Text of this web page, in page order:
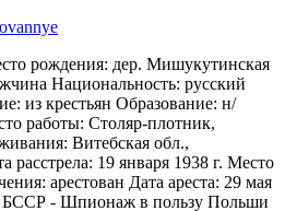
рождения: дер. Мишукутинская
Национальность: русский
из крестьян Образование: н/
работы: Столяр-плотник,
Витебская обл.,
19 января 1938 г. Место
арестован Дата ареста: 29 мая
БССР - Шпионаж в пользу Польши